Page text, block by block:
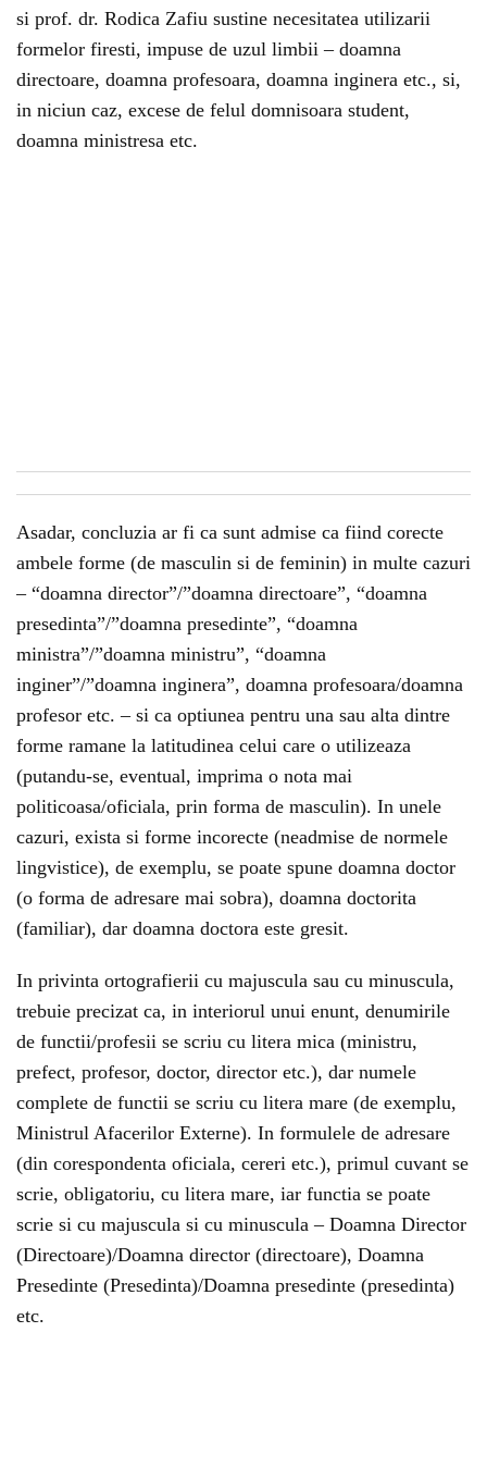
si prof. dr. Rodica Zafiu sustine necesitatea utilizarii
formelor firesti, impuse de uzul limbii – doamna
directoare, doamna profesoara, doamna inginera etc., si,
in niciun caz, excese de felul domnisoara student,
doamna ministresa etc.
Asadar, concluzia ar fi ca sunt admise ca fiind corecte
ambele forme (de masculin si de feminin) in multe cazuri
– “doamna director”/”doamna directoare”, “doamna
presedinta”/”doamna presedinte”, “doamna
ministra”/”doamna ministru”, “doamna
inginer”/”doamna inginera”, doamna profesoara/doamna
profesor etc. – si ca optiunea pentru una sau alta dintre
forme ramane la latitudinea celui care o utilizeaza
(putandu-se, eventual, imprima o nota mai
politicoasa/oficiala, prin forma de masculin). In unele
cazuri, exista si forme incorecte (neadmise de normele
lingvistice), de exemplu, se poate spune doamna doctor
(o forma de adresare mai sobra), doamna doctorita
(familiar), dar doamna doctora este gresit.
In privinta ortografierii cu majuscula sau cu minuscula,
trebuie precizat ca, in interiorul unui enunt, denumirile
de functii/profesii se scriu cu litera mica (ministru,
prefect, profesor, doctor, director etc.), dar numele
complete de functii se scriu cu litera mare (de exemplu,
Ministrul Afacerilor Externe). In formulele de adresare
(din corespondenta oficiala, cereri etc.), primul cuvant se
scrie, obligatoriu, cu litera mare, iar functia se poate
scrie si cu majuscula si cu minuscula – Doamna Director
(Directoare)/Doamna director (directoare), Doamna
Presedinte (Presedinta)/Doamna presedinte (presedinta)
etc.